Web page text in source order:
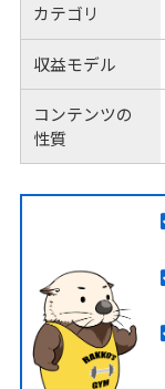
カテゴリ
収益モデル
コンテンツの
性質